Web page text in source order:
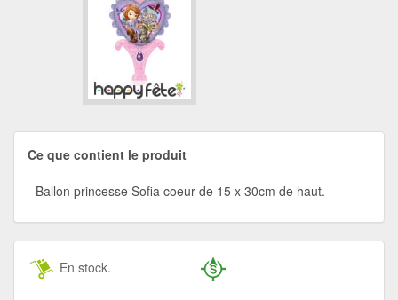
Ce que contient le produit
Ballon princesse Sofia coeur de 15 x 30cm de haut.
En stock.